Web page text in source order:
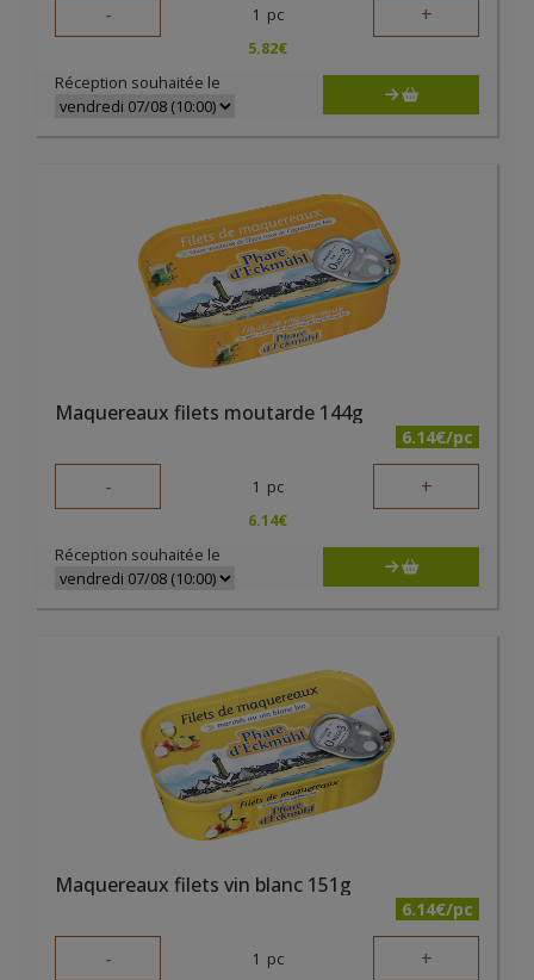
- 1 pc +
5.82€
Réception souhaitée le
Maquereaux filets moutarde 144g
6.14€/pc
- 1 pc +
6.14€
Réception souhaitée le
Maquereaux filets vin blanc 151g
6.14€/pc
- 1 pc +